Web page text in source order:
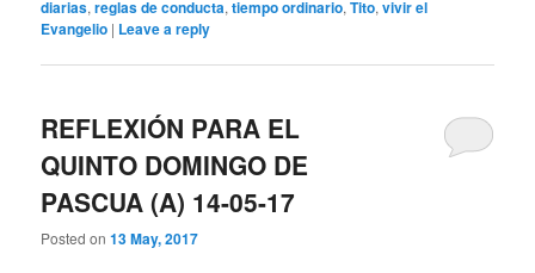
diarias,reglas de conducta,tiempo ordinario,Tito,vivir el
Evangelio | Leave a reply
REFLEXIÓN PARA EL
QUINTO DOMINGO DE
PASCUA (A) 14-05-17
Posted on13 May, 2017